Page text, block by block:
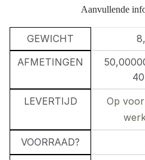
Aanvullende
GEWICHT
AFMETINGEN
LEVERTIJD
Op
VOORRAAD?